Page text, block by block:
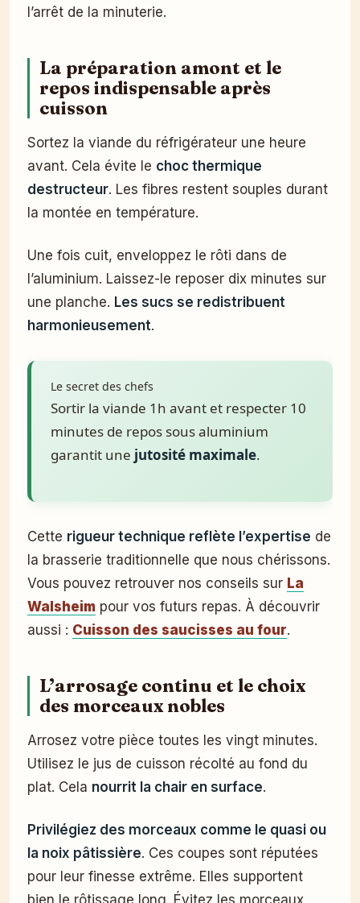
l’arrêt de la minuterie.
La préparation amont et le
repos indispensable après
cuisson
Sortez la viande du réfrigérateur une heure
avant. Cela évite le choc thermique
destructeur. Les fibres restent souples durant
la montée en température.
Une fois cuit, enveloppez le rôti dans de
l’aluminium. Laissez-le reposer dix minutes sur
une planche. Les sucs se redistribuent
harmonieusement.
Le secret des chefs
Sortir la viande 1h avant et respecter 10
minutes de repos sous aluminium
garantit une jutosité maximale.
Cette rigueur technique reflète l’expertise de
la brasserie traditionnelle que nous chérissons.
Vous pouvez retrouver nos conseils sur La
Walsheim pour vos futurs repas. À découvrir
aussi : Cuisson des saucisses au four.
L’arrosage continu et le choix
des morceaux nobles
Arrosez votre pièce toutes les vingt minutes.
Utilisez le jus de cuisson récolté au fond du
plat. Cela nourrit la chair en surface.
Privilégiez des morceaux comme le quasi ou
la noix pâtissière. Ces coupes sont réputées
pour leur finesse extrême. Elles supportent
bien le rôtissage long. Évitez les morceaux